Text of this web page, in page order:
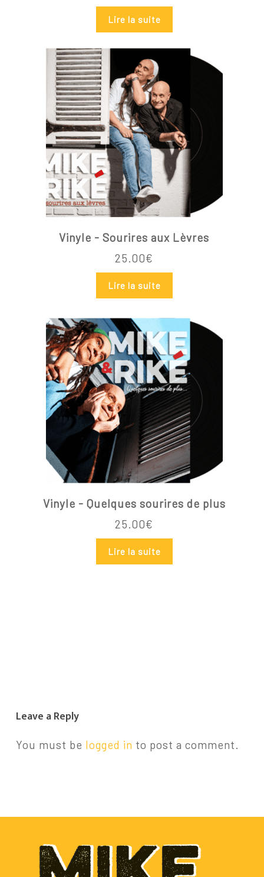
Votre panier est vide.
Lire la suite
Vinyle - Sourires aux Lèvres
25.00€
Lire la suite
Vinyle - Quelques sourires de plus
25.00€
Lire la suite
Leave a Reply
You must be logged in to post a comment.